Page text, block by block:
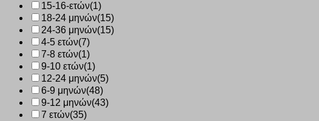
15-16-ετών(1)
18-24 μηνών(15)
24-36 μηνών(15)
4-5 ετών(7)
7-8 ετών(1)
9-10 ετών(1)
12-24 μηνών(5)
6-9 μηνών(48)
9-12 μηνών(43)
7 ετών(35)